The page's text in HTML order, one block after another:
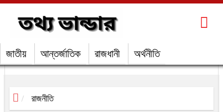
জাতীয় আন্তর্জাতিক রাজধানী অর্থনীতি
রাজনীতি